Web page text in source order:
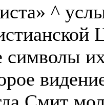
^
символы